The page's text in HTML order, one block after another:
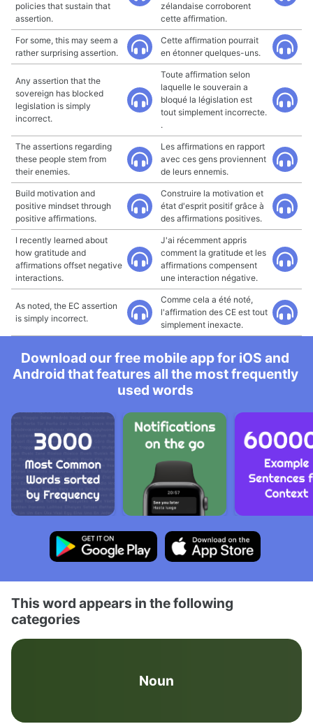
policies that sustain that
assertion.
zélandaise corroborent
cette affirmation.
For some, this may seem a
rather surprising assertion.
Cette affirmation pourrait
en étonner quelques-uns.
Any assertion that the
sovereign has blocked
legislation is simply
incorrect.
Toute affirmation selon
laquelle le souverain a
bloqué la législation est
tout simplement incorrecte.
.
The assertions regarding
these people stem from
their enemies.
Les affirmations en rapport
avec ces gens proviennent
de leurs ennemis.
Build motivation and
positive mindset through
positive affirmations.
Construire la motivation et
état d'esprit positif grâce à
des affirmations positives.
I recently learned about
how gratitude and
affirmations offset negative
interactions.
J'ai récemment appris
comment la gratitude et les
affirmations compensent
une interaction négative.
As noted, the EC assertion
is simply incorrect.
Comme cela a été noté,
l'affirmation des CE est tout
simplement inexacte.
Download our free mobile app for iOS and
Android that features all the most frequently
used words
This word appears in the following
categories
Noun